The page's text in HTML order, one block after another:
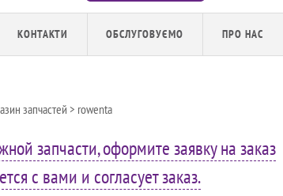
КОНТАКТИ ОБСЛУГОВУЄМО ПРО НАС
запчастей > rowenta
запчасти, оформите заявку на заказ
с вами и согласует заказ.